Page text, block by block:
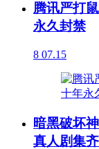
腾讯严打
永久封禁
8 07.15
暗黑破坏
真人剧集